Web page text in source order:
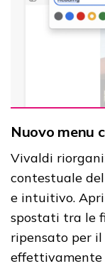
Nuovo menu
Vivaldi
contestuale
e intuitivo. Apri
spostati tra le
ripensato per
effettivamente